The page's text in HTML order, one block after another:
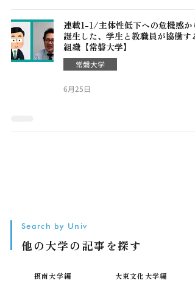
連載1-1/主体性低下への危機感から
誕生した、学生と教職員が協働する
組織【常磐大学】
常磐大学
6月25日
Search by Univ
他の大学の記事を探す
摂南大学編 大東文化大学編